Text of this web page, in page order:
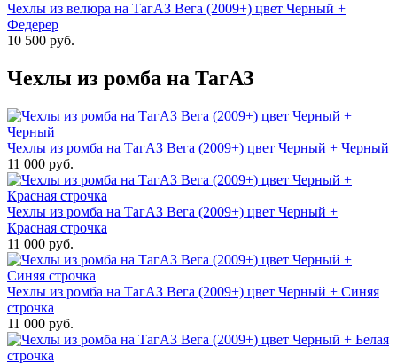
Чехлы из велюра на ТагАЗ Вега (2009+) цвет Черный +
Федерер
10 500 руб.
Чехлы из ромба на ТагАЗ
Чехлы из ромба на ТагАЗ Вега (2009+) цвет Черный + Черный
11 000 руб.
Чехлы из ромба на ТагАЗ Вега (2009+) цвет Черный +
Красная строчка
11 000 руб.
Чехлы из ромба на ТагАЗ Вега (2009+) цвет Черный + Синяя
строчка
11 000 руб.